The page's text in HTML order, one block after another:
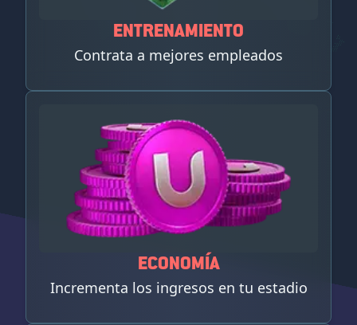
ENTRENAMIENTO
Contrata a mejores empleados
ECONOMÍA
Incrementa los ingresos en tu estadio